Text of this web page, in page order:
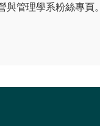
與管理學系粉絲專頁。